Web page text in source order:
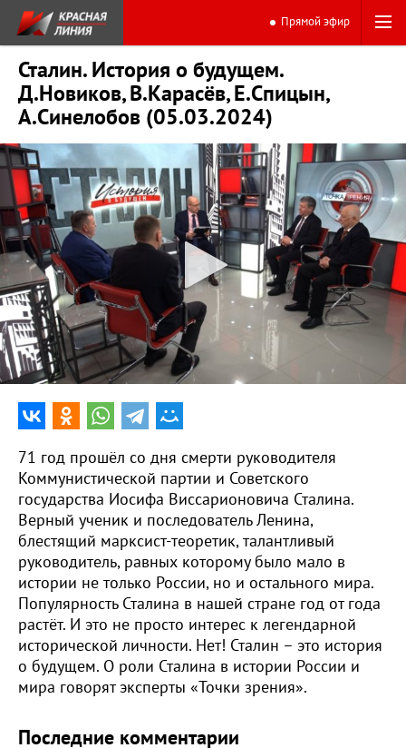
Прямой эфир
Сталин. История о будущем.
Д.Новиков, В.Карасёв, Е.Спицын,
А.Синелобов (05.03.2024)
0:00
71 год прошёл со дня смерти руководителя
Коммунистической партии и Советского
государства Иосифа Виссарионовича Сталина.
Верный ученик и последователь Ленина,
блестящий марксист-теоретик, талантливый
руководитель, равных которому было мало в
истории не только России, но и остального мира.
Популярность Сталина в нашей стране год от года
растёт. И это не просто интерес к легендарной
исторической личности. Нет! Сталин – это история
о будущем. О роли Сталина в истории России и
мира говорят эксперты «Точки зрения».
Последние комментарии